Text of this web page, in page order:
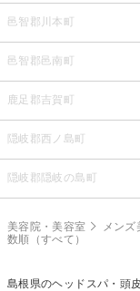
邑智郡川本町
邑智郡邑南町
鹿足郡吉賀町
隠岐郡西ノ島町
隠岐郡隠岐の島町
美容院・美容室 メンズ
数順（すべて）
島根県のヘッドスパ・頭